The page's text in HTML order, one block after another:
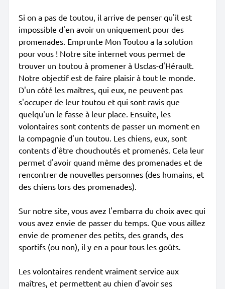
Si on a pas de toutou, il arrive de penser qu'il est
impossible d'en avoir un uniquement pour des
promenades. Emprunte Mon Toutou a la solution
pour vous ! Notre site internet vous permet de
trouver un toutou à promener à Usclas-d'Hérault.
Notre objectif est de faire plaisir à tout le monde.
D'un côté les maîtres, qui eux, ne peuvent pas
s'occuper de leur toutou et qui sont ravis que
quelqu'un le fasse à leur place. Ensuite, les
volontaires sont contents de passer un moment en
la compagnie d'un toutou. Les chiens, eux, sont
contents d'être chouchoutés et promenés. Cela leur
permet d'avoir quand même des promenades et de
rencontrer de nouvelles personnes (des humains, et
des chiens lors des promenades).
Sur notre site, vous avez l'embarra du choix avec qui
vous avez envie de passer du temps. Que vous aillez
envie de promener des petits, des grands, des
sportifs (ou non), il y en a pour tous les goûts.
Les volontaires rendent vraiment service aux
maîtres, et permettent au chien d'avoir ses